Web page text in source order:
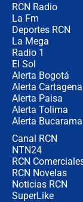
RCN Radio
La Fm
Deportes RCN
La Mega
Radio 1
El Sol
Alerta Bogotá
Alerta Cartagena
Alerta Paisa
Alerta Tolima
Alerta
Canal RCN
NTN24
RCN
RCN Novelas
Noticias RCN
SuperLike